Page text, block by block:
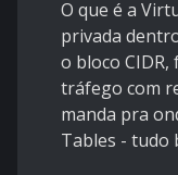
O que é a
privada
o bloco
tráfego com
manda pra
Tables - tudo